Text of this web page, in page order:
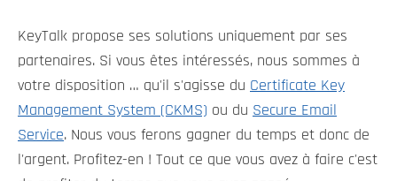
KeyTalk propose ses solutions uniquement par ses
partenaires. Si vous êtes intéressés, nous sommes à
votre disposition … qu'il s'agisse du Certificate Key
Management System (CKMS) ou du Secure Email
Service. Nous vous ferons gagner du temps et donc de
l'argent. Profitez-en ! Tout ce que vous avez à faire c'est